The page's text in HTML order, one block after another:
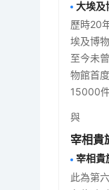
大埃及
歷時20
埃及博
至今未
物館首
15000
與
宰相貴
宰相貴
此為第